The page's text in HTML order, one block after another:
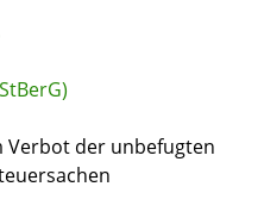
Verbot der unbefugten